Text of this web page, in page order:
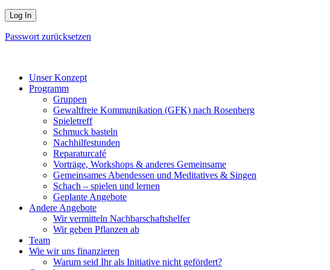
Passwort zurücksetzen
Unser Konzept
Programm
Gruppen
Gewaltfreie Kommunikation (GFK) nach Rosenberg
Spieletreff
Schmuck basteln
Nachhilfestunden
Reparaturcafé
Vorträge, Workshops & anderes Gemeinsame
Gemeinsames Abendessen und Meditatives & Singen
Schach – spielen und lernen
Geplante Angebote
Andere Angebote
Wir vermitteln Nachbarschaftshelfer
Wir geben Pflanzen ab
Team
Wie wir uns finanzieren
Warum seid Ihr als Initiative nicht gefördert?